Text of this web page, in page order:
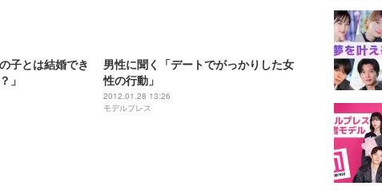
子とは結婚でき
」
男性に聞く「デートでがっかりした女
性の行動」
2012.01.28 13:26
モデルプレス